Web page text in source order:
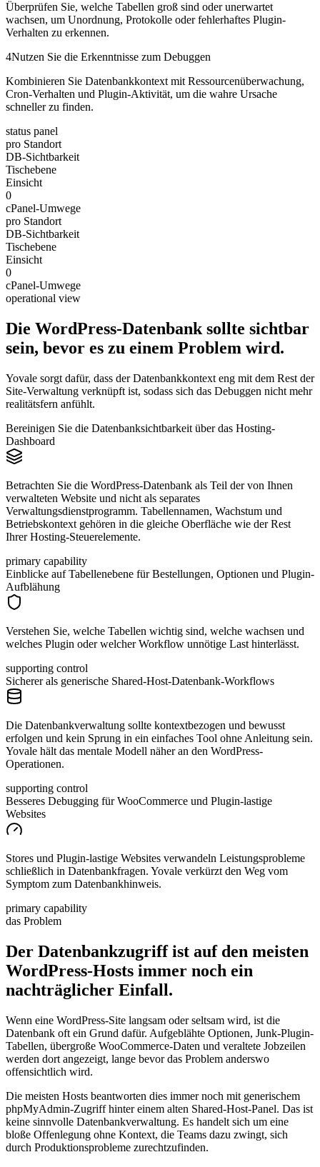
Überprüfen Sie, welche Tabellen groß sind oder unerwartet
wachsen, um Unordnung, Protokolle oder fehlerhaftes Plugin-
Verhalten zu erkennen.
4Nutzen Sie die Erkenntnisse zum Debuggen
Kombinieren Sie Datenbankkontext mit Ressourcenüberwachung,
Cron-Verhalten und Plugin-Aktivität, um die wahre Ursache
schneller zu finden.
status panel
pro Standort
DB-Sichtbarkeit
Tischebene
Einsicht
0
cPanel-Umwege
pro Standort
DB-Sichtbarkeit
Tischebene
Einsicht
0
cPanel-Umwege
operational view
Die WordPress-Datenbank sollte sichtbar
sein, bevor es zu einem Problem wird.
Yovale sorgt dafür, dass der Datenbankkontext eng mit dem Rest der
Site-Verwaltung verknüpft ist, sodass sich das Debuggen nicht mehr
realitätsfern anfühlt.
Bereinigen Sie die Datenbanksichtbarkeit über das Hosting-
Dashboard
Betrachten Sie die WordPress-Datenbank als Teil der von Ihnen
verwalteten Website und nicht als separates
Verwaltungsdienstprogramm. Tabellennamen, Wachstum und
Betriebskontext gehören in die gleiche Oberfläche wie der Rest
Ihrer Hosting-Steuerelemente.
primary capability
Einblicke auf Tabellenebene für Bestellungen, Optionen und Plugin-
Aufblähung
Verstehen Sie, welche Tabellen wichtig sind, welche wachsen und
welches Plugin oder welcher Workflow unnötige Last hinterlässt.
supporting control
Sicherer als generische Shared-Host-Datenbank-Workflows
Die Datenbankverwaltung sollte kontextbezogen und bewusst
erfolgen und kein Sprung in ein einfaches Tool ohne Anleitung sein.
Yovale hält das mentale Modell näher an den WordPress-
Operationen.
supporting control
Besseres Debugging für WooCommerce und Plugin-lastige
Websites
Stores und Plugin-lastige Websites verwandeln Leistungsprobleme
schließlich in Datenbankfragen. Yovale verkürzt den Weg vom
Symptom zum Datenbankhinweis.
primary capability
das Problem
Der Datenbankzugriff ist auf den meisten
WordPress-Hosts immer noch ein
nachträglicher Einfall.
Wenn eine WordPress-Site langsam oder seltsam wird, ist die
Datenbank oft ein Grund dafür. Aufgeblähte Optionen, Junk-Plugin-
Tabellen, übergroße WooCommerce-Daten und veraltete Jobzeilen
werden dort angezeigt, lange bevor das Problem anderswo
offensichtlich wird.
Die meisten Hosts beantworten dies immer noch mit generischem
phpMyAdmin-Zugriff hinter einem alten Shared-Host-Panel. Das ist
keine sinnvolle Datenbankverwaltung. Es handelt sich um eine
bloße Offenlegung ohne Kontext, die Teams dazu zwingt, sich
durch Produktionsprobleme zurechtzufinden.